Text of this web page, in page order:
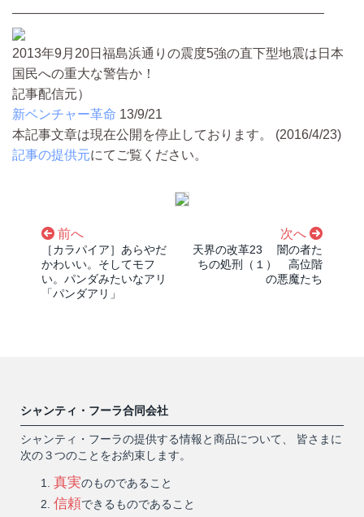
————————————————————————
2013年9月20日福島浜通りの震度5強の直下型地震は日本
国民への重大な警告か！
記事配信元）
新ベンチャー革命 13/9/21
本記事文章は現在公開を停止しております。 (2016/4/23)
記事の提供元にてご覧ください。
前へ
［カラパイア］あらやだ
かわいい。そしてモフ
い。パンダみたいなアリ
「パンダアリ」
次へ
天界の改革23 闇の者た
ちの処刑（１） 高位階
の悪魔たち
シャンティ・フーラ合同会社
シャンティ・フーラの提供する情報と商品について、 皆さまに
次の３つのことをお約束します。
真実のものであること
信頼できるものであること